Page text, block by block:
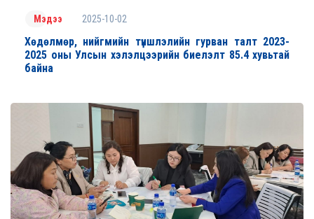
Мэдээ 2025-10-02
Хөдөлмөр, нийгмийн түншлэлийн гурван талт 2023-
2025 оны Улсын хэлэлцээрийн биелэлт 85.4 хувьтай
байна